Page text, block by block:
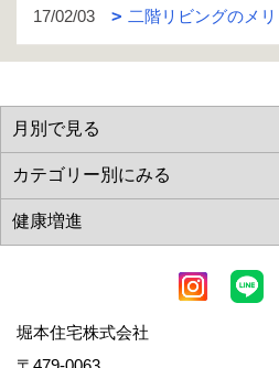
17/02/03 二階リビングのメ
堀本住宅株式会社